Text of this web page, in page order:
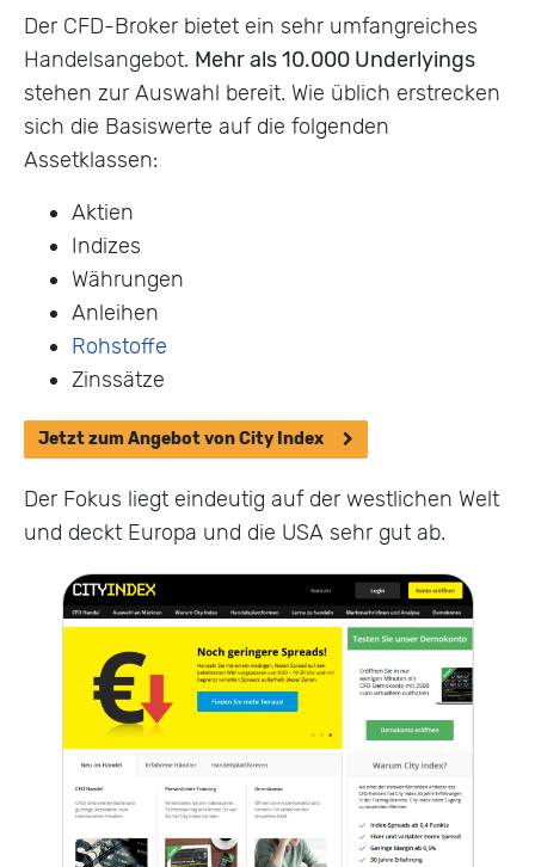
Der CFD-Broker bietet ein sehr umfangreiches
Handelsangebot. Mehr als 10.000 Underlyings
stehen zur Auswahl bereit. Wie üblich erstrecken
sich die Basiswerte auf die folgenden
Assetklassen:
Aktien
Indizes
Währungen
Anleihen
Rohstoffe
Zinssätze
Jetzt zum Angebot von City Index
Der Fokus liegt eindeutig auf der westlichen Welt
und deckt Europa und die USA sehr gut ab.